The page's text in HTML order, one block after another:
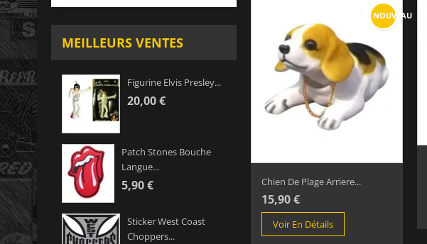
MEILLEURS VENTES
Figurine Elvis Presley...
20,00 €
Patch Stones Bouche
Langue...
5,90 €
Sticker West Coast
Choppers...
NOUVEAU
Chien De Plage Arriere...
15,90 €
Voir En Détails